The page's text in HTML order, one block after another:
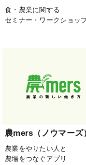
食・農業に関する
セミナー・ワークショッ
農mers（ノウマーズ
農業をやりたい人と
農場をつなぐアプリ